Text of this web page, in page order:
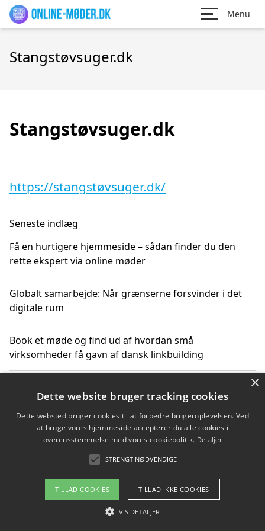
Menu
Stangstøvsuger.dk
Stangstøvsuger.dk
https://stangstøvsuger.dk/
Seneste indlæg
Få en hurtigere hjemmeside – sådan finder du den
rette ekspert via online møder
Globalt samarbejde: Når grænserne forsvinder i det
digitale rum
Book et møde og find ud af hvordan små
virksomheder få gavn af dansk linkbuilding
får du indgår et samarbejde
Hold et møde med en WordPress ekspert og vælg den
mest professionelle til at vedligeholde din løsning
Copyright 2026 - Pilanto Aps
Om / kontakt
×
Dette website bruger tracking cookies
Dette websted bruger cookies til at forbedre brugeroplevelsen. Ved
at bruge vores hjemmeside accepterer du alle cookies i
overensstemmelse med vores cookiepolitik. Detaljer
STRENGT NØDVENDIGE
TILLAD COOKIES TILLAD IKKE COOKIES
VIS DETALJER